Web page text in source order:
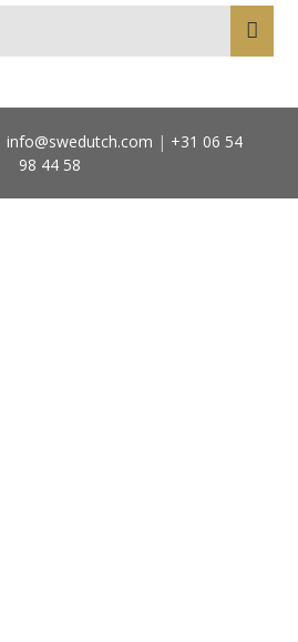
info@swedutch.com | +31 06 54
98 44 58